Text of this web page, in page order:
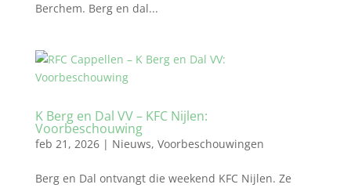
Berchem. Berg en dal...
K Berg en Dal VV – KFC Nijlen:
Voorbeschouwing
feb 21, 2026| Nieuws, Voorbeschouwingen
Berg en Dal ontvangt die weekend KFC Nijlen. Ze